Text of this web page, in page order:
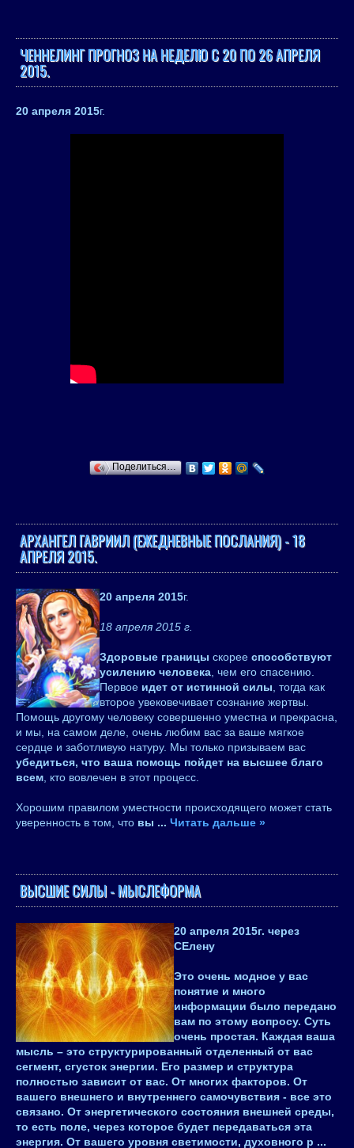
ЧЕННЕЛИНГ ПРОГНОЗ НА НЕДЕЛЮ С 20 ПО 26 АПРЕЛЯ
2015.
20 апреля 2015г.
Поделиться…
АРХАНГЕЛ ГАВРИИЛ (ЕЖЕДНЕВНЫЕ ПОСЛАНИЯ) - 18
АПРЕЛЯ 2015.
20 апреля 2015г.
18 апреля 2015 г.
Здоровые границы скорее способствуют
усилению человека , чем его спасению.
Первое идет от истинной силы , тогда как
второе увековечивает сознание жертвы.
Помощь другому человеку совершенно уместна и прекрасна,
и мы, на самом деле, очень любим вас за ваше мягкое
сердце и заботливую натуру. Мы только призываем вас
убедиться, что ваша помощь пойдет на высшее благо
всем , кто вовлечен в этот процесс.
Хорошим правилом уместности происходящего может стать
уверенность в том, что вы ... Читать дальше »
ВЫСШИЕ СИЛЫ - МЫСЛЕФОРМА
20 апреля 2015г. через
СЕлену
Это очень модное у вас
понятие и много
информации было передано
вам по этому вопросу. Суть
очень простая. Каждая ваша
мысль – это структурированный отделенный от вас
сегмент, сгусток энергии. Его размер и структура
полностью зависит от вас. От многих факторов. От
вашего внешнего и внутреннего самочувствия - все это
связано. От энергетического состояния внешней среды,
то есть поле, через которое будет передаваться эта
энергия. От вашего уровня светимости, духовного р ...